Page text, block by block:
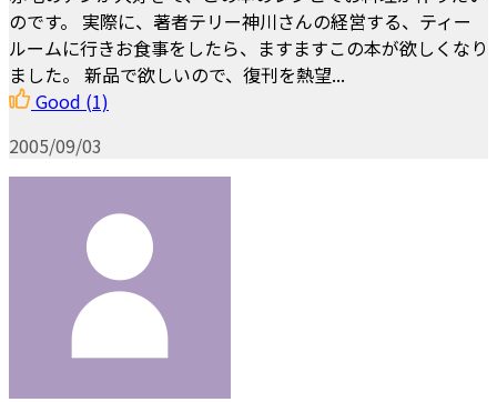
のです。 実際に、著者テリー神川さんの経営する、ティー
ルームに行きお食事をしたら、ますますこの本が欲しくなり
ました。 新品で欲しいので、復刊を熱望...
Good (1)
2005/09/03